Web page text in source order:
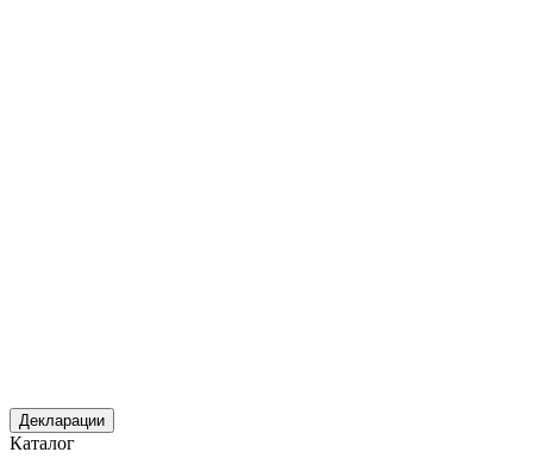
Декларации
Каталог